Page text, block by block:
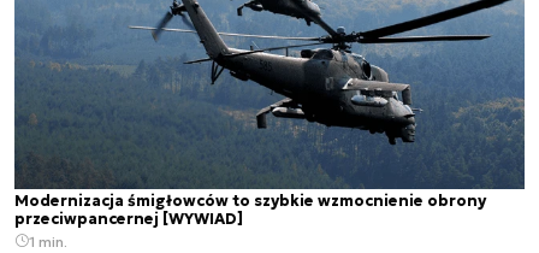
Modernizacja śmigłowców to szybkie wzmocnienie obrony
przeciwpancernej [WYWIAD]
1 min.